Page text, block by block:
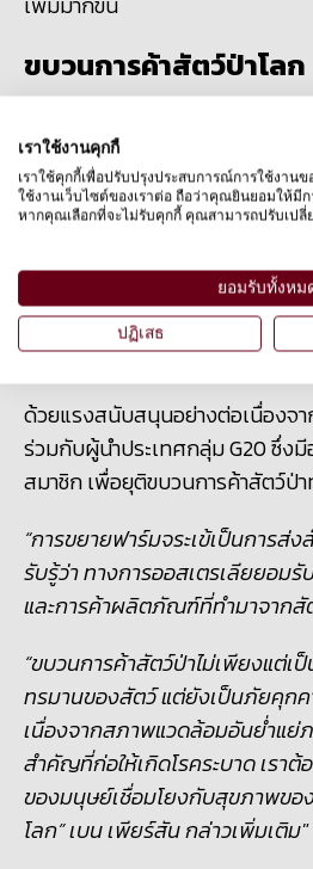
ขบวนการค้าสัตว์ป่าโลก
ทุกวันนี้ มีสัตว์ป่าจำนวนมากทั่วโ
มาใช้เป็นเครื่องมือหาผลประโยชน์
พันล้านดอลลาร์สหรัฐและต่างต้อง
ทรมานในฟาร์ม องค์กรพิทักษ์สัตว์
พวกมันจากการถูกมนุษย์เอาเปรีย
ซื้อขาย ถูกปฏิบัติอย่างทารุณโหดร้
ทางธุรกิจของมนุษย์
ด้วยแรงสนับสนุนอย่างต่อเนื่องจ
ร่วมกับผู้นำประเทศกลุ่มG20 ซึ่ง
สมาชิก เพื่อยุติขบวนการค้าสัตว์ป่
“การขยายฟาร์มจระเข้เป็นการ
รับรู้ว่า ทางการออสเตรเลียยอม
และการค้าผลิตภัณฑ์ที่ทำมาจากสั
“ขบวนการค้าสัตว์ป่าไม่เพียงแต่
ทรมานของสัตว์ แต่ยังเป็นภัยคุก
เนื่องจากสภาพแวดล้อมอันย่ำแย่
สำคัญที่ก่อให้เกิดโรคระบาด เรา
ของมนุษย์เชื่อมโยงกับสุขภาพขอ
โลก”เบน เพียร์สัน กล่าวเพิ่มเติม"
เราใช้งานคุกกี้
เราใช้คุกกี้เพื่อปรับปรุงประสบการณ์การใช้งา
ใช้งานเว็บไซต์ของเราต่อ ถือว่าคุณยินยอมให้
หากคุณเลือกที่จะไม่รับคุกกี้ คุณสามารถปรับเปลี่
ยอมรับทั้งหม
ปฏิเสธ